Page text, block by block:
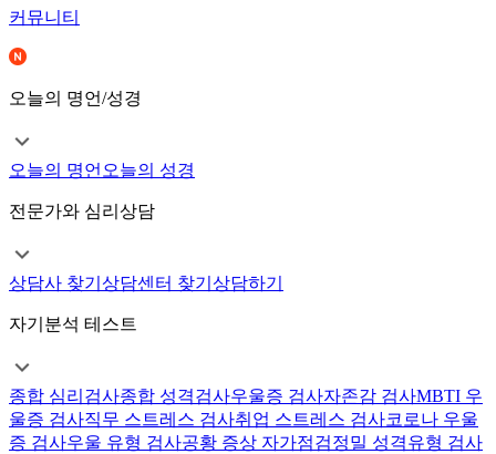
커뮤니티
오늘의 명언/성경
오늘의 명언 오늘의 성경
전문가와 심리상담
상담사 찾기 상담센터 찾기 상담하기
자기분석 테스트
종합 심리검사종합 성격검사우울증 검사자존감 검사MBTI 우
울증 검사직무 스트레스 검사취업 스트레스 검사코로나 우울
증 검사우울 유형 검사공황 증상 자가점검정밀 성격유형 검사